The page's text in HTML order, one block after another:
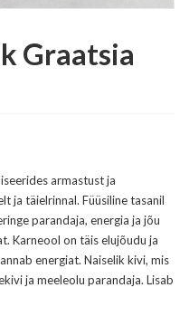
Graatsia
armastust ja
ja täielrinnal. Füüsiline tasanil
parandaja, energia ja jõu
Karneool on täis elujõudu ja
energiat. Naiselik kivi, mis
ja meeleolu parandaja. Lisab